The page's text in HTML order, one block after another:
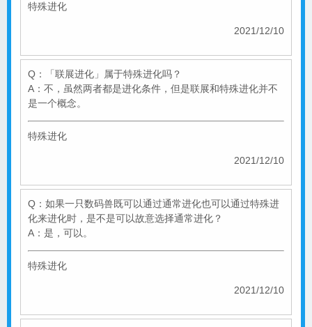
特殊进化
2021/12/10
Q：「联展进化」属于特殊进化吗？
A：不，虽然两者都是进化条件，但是联展和特殊进化并不
是一个概念。
特殊进化
2021/12/10
Q：如果一只数码兽既可以通过通常进化也可以通过特殊进
化来进化时，是不是可以故意选择通常进化？
A：是，可以。
特殊进化
2021/12/10